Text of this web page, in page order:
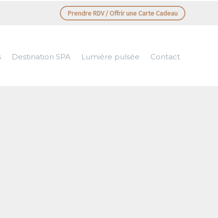
Prendre RDV / Offrir une Carte Cadeau
Destination SPA Lumière pulsée Contact